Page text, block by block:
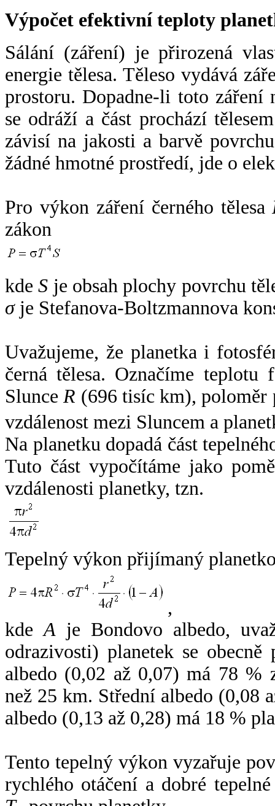
Výpočet efektivní teploty
Sálání (záření) je přirozená
energie tělesa. Těleso vydává
prostoru. Dopadne-li toto záření
se odráží a část prochází
závisí na jakosti a barvě
žádné hmotné prostředí, jde o
Pro výkon záření černého tělesa
zákon
kdeS je obsah plochy povrchu
σje Stefanova-Boltzmannova
Uvažujeme, že planetka i
černá tělesa. Označíme
SlunceR (696 tisíc km),
vzdálenost mezi Sluncem a
Na planetku dopadá část
Tuto část vypočítáme jako
vzdálenosti planetky, tzn.
Tepelný výkon přijímaný
,
kdeA je Bondovo albedo,
odrazivosti) planetek se
albedo (0,02 až 0,07) má 78 %
než 25 km. Střední albedo (0,08
albedo (0,13 až 0,28) má 18 %
Tento tepelný výkon vyzařuje
rychlého otáčení a dobré